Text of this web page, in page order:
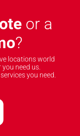
or a
?
locations world
need us.
you need.